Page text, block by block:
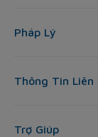
Pháp Lý
Thông Tin Liên
Trợ Giúp